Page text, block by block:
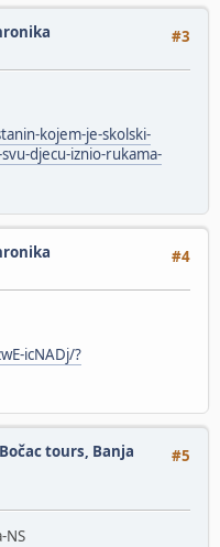
#3
kojem-je-skolski-
djecu-iznio-rukama-
#4
icNADj/?
#5
tours, Banja
NS